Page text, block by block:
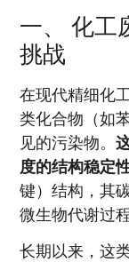
一、 化工
挑战
在现代精细化
类化合物（如
见的污染物。
度的结构稳定
键）结构，其
微生物代谢过
长期以来，这